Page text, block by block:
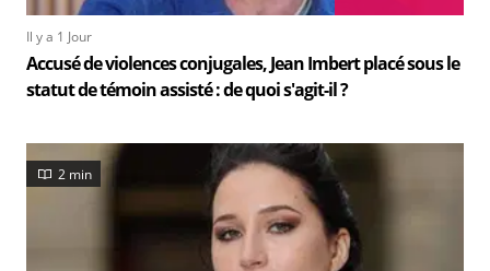
Il y a 1 Jour
Accusé de violences conjugales, Jean Imbert placé sous le
statut de témoin assisté : de quoi s'agit-il ?
2 min